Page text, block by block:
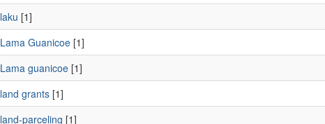
laku [1]
Lama Guanicoe[1]
Lama guanicoe[1]
land grants[1]
land-parceling [1]